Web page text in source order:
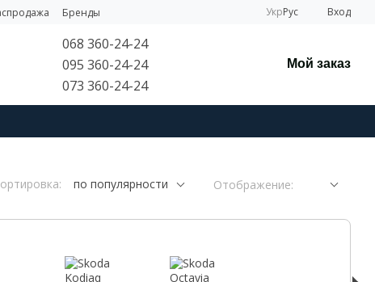
Бренды УкрРус Вход
068 360-24-24
095 360-24-24
073 360-24-24
Мой заказ
по популярности Отображение: